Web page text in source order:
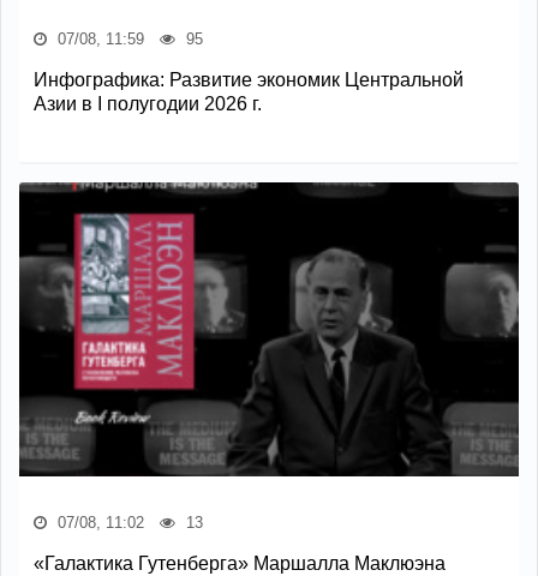
07/08, 11:59 95
Инфографика: Развитие экономик Центральной
Азии в I полугодии 2026 г.
07/08, 11:02 13
«Галактика Гутенберга» Маршалла Маклюэна